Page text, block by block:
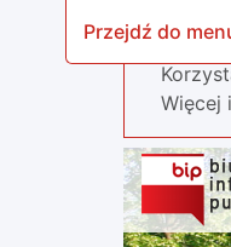
Przejdź do
Nasza
Więcej